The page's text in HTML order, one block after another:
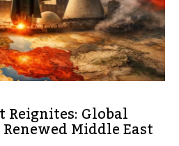
Reignites: Global
Middle East